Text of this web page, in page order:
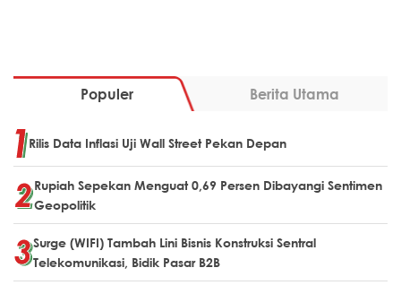
Populer Berita Utama
Rilis Data Inflasi Uji Wall Street Pekan Depan
Rupiah Sepekan Menguat 0,69 Persen Dibayangi Sentimen
Geopolitik
Surge (WIFI) Tambah Lini Bisnis Konstruksi Sentral
Telekomunikasi, Bidik Pasar B2B